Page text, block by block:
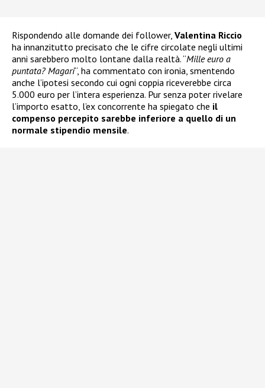
Rispondendo alle domande dei follower, Valentina Riccio
ha innanzitutto precisato che le cifre circolate negli ultimi
anni sarebbero molto lontane dalla realtà. “Mille euro a
puntata? Magari“, ha commentato con ironia, smentendo
anche l’ipotesi secondo cui ogni coppia riceverebbe circa
5.000 euro per l’intera esperienza. Pur senza poter rivelare
l’importo esatto, l’ex concorrente ha spiegato che il
compenso percepito sarebbe inferiore a quello di un
normale stipendio mensile.